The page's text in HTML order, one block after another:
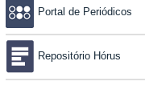
Portal de Periódicos
Repositório Hórus